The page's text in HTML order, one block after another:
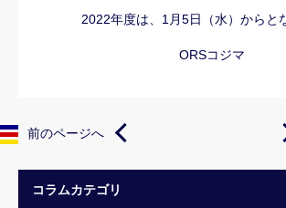
2022年度は、1月5日（水）からと
ORSコジマ
前のページへ
コラムカテゴリ